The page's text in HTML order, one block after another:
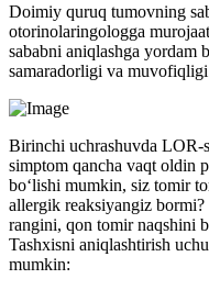
Doimiy quruq tumovning
otorinolaringologga
sababni aniqlashga yordam
samaradorligi va
Birinchi uchrashuvda LOR-
simptom qancha vaqt oldin
bo‘lishi mumkin, siz tomir
allergik reaksiyangiz
rangini, qon tomir naqshini
Tashxisni aniqlashtirish
mumkin: